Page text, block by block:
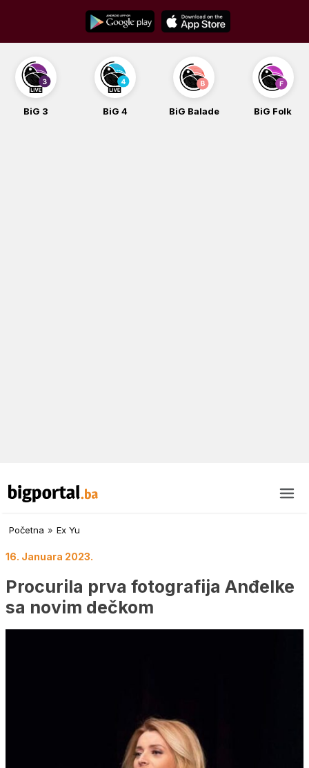
content
BiG 3 BiG 4 BiG Balade BiG Folk
Početna » Ex Yu
16. Januara 2023.
Procurila prva fotografija Anđelke
sa novim dečkom